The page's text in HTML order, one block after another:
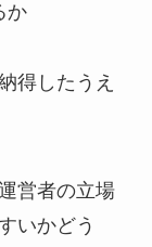
か
得したうえ
営者の立場
いかどう